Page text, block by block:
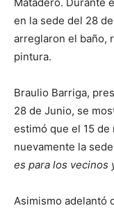
en la sede del 28
arreglaron el baño,
pintura.
Braulio Barriga,
28 de Junio, se
estimó que el 15
nuevamente la
es para los vecinos
Asimismo adelantó